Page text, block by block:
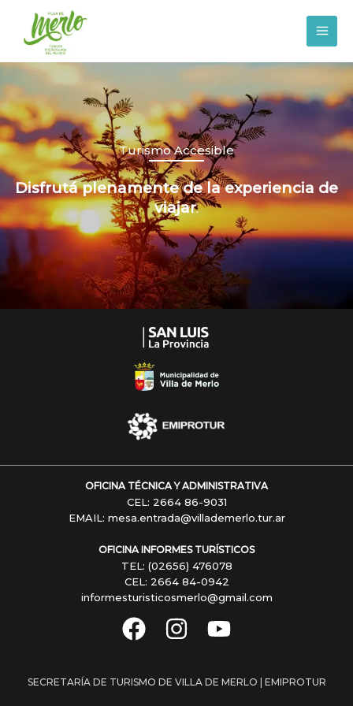
contenido
Turismo Accesible
Disfrutá plenamente de la experiencia de
viajar.
OFICINA TÉCNICA Y ADMINISTRATIVA
CEL: 2664 86-9031
EMAIL: mesa.entrada@villademerlo.tur.ar
OFICINA INFORMES TURÍSTICOS
TEL: (02656) 476078
CEL: 2664 84-0942
informesturisticosmerlo@gmail.com
SECRETARÍA DE TURISMO DE VILLA DE MERLO | EMIPROTUR